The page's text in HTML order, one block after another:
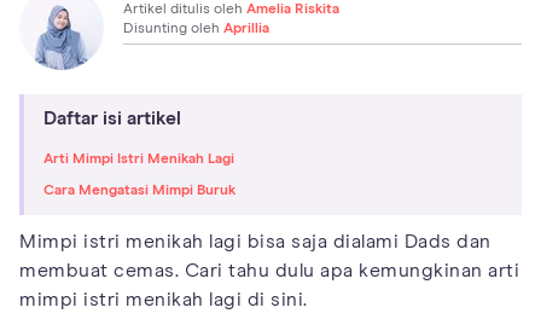
Artikel ditulis oleh Amelia Riskita
Disunting oleh Aprillia
Daftar isi artikel
Arti Mimpi Istri Menikah Lagi
Cara Mengatasi Mimpi Buruk
Mimpi istri menikah lagi bisa saja dialami Dads dan
membuat cemas. Cari tahu dulu apa kemungkinan arti
mimpi istri menikah lagi di sini.